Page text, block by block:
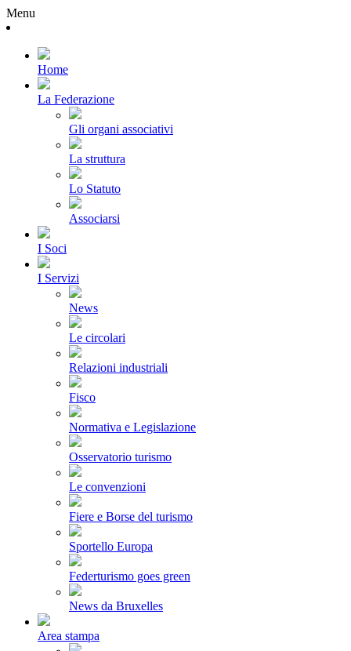
Menu
Home
La Federazione
Gli organi associativi
La struttura
Lo Statuto
Associarsi
I Soci
I Servizi
News
Le circolari
Relazioni industriali
Fisco
Normativa e Legislazione
Osservatorio turismo
Le convenzioni
Fiere e Borse del turismo
Sportello Europa
Federturismo goes green
News da Bruxelles
Area stampa